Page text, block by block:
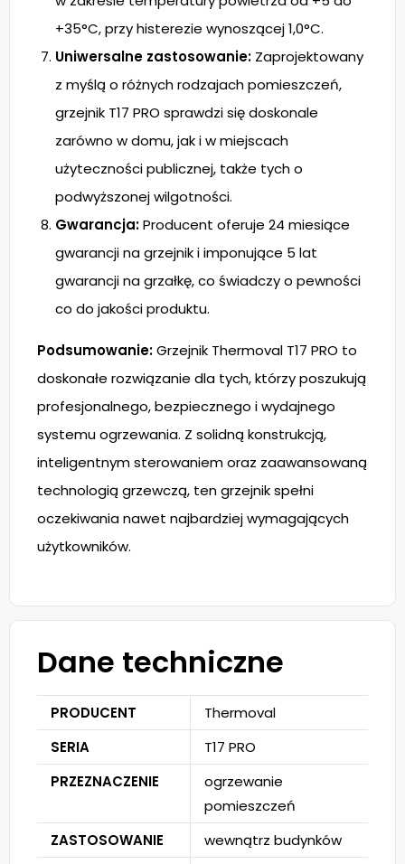
+35°C, przy histerezie wynoszącej 1,0°C.
Uniwersalne zastosowanie: Zaprojektowany
z myślą o różnych rodzajach pomieszczeń,
grzejnik T17 PRO sprawdzi się doskonale
zarówno w domu, jak i w miejscach
użyteczności publicznej, także tych o
podwyższonej wilgotności.
Gwarancja:Producent oferuje 24 miesiące
gwarancji na grzejnik i imponujące 5 lat
gwarancji na grzałkę, co świadczy o pewności
co do jakości produktu.
Podsumowanie:Grzejnik Thermoval T17 PRO to
doskonałe rozwiązanie dla tych, którzy poszukują
profesjonalnego, bezpiecznego i wydajnego
systemu ogrzewania. Z solidną konstrukcją,
inteligentnym sterowaniem oraz zaawansowaną
technologią grzewczą, ten grzejnik spełni
oczekiwania nawet najbardziej wymagających
użytkowników.
Dane techniczne
PRODUCENT
Thermoval
SERIA
T17 PRO
PRZEZNACZENIE
ogrzewanie
pomieszczeń
ZASTOSOWANIE
wewnątrz budynków